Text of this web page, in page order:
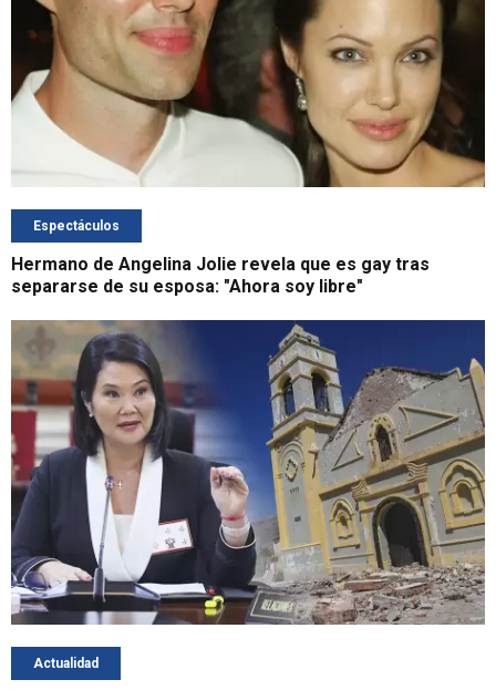
Espectáculos
Hermano de Angelina Jolie revela que es gay tras
separarse de su esposa: "Ahora soy libre"
Actualidad